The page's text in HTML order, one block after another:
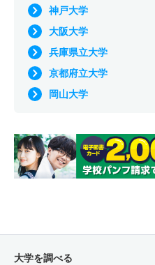
神戸大学
大阪大学
兵庫県立大学
京都府立大学
岡山大学
大学を調べる